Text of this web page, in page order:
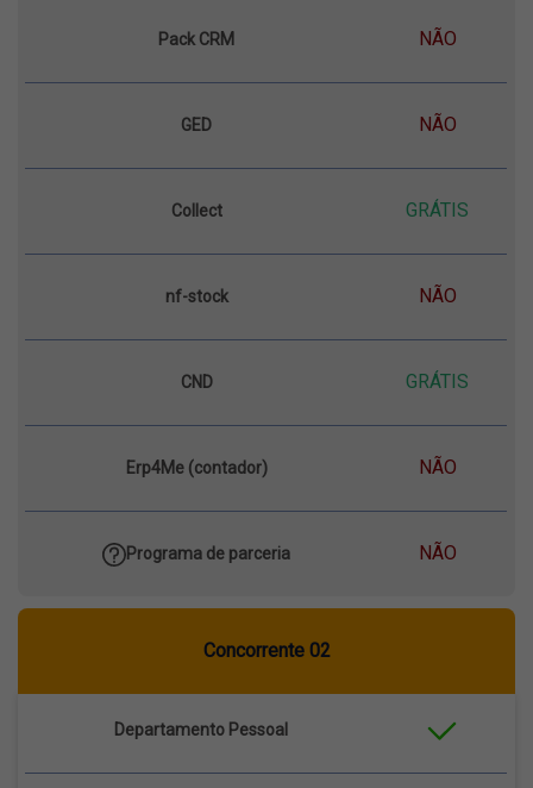
Pack CRM NÃO
GED NÃO
Collect GRÁTIS
nf-stock NÃO
CND GRÁTIS
Erp4Me (contador) NÃO
Programa de parceria NÃO
Concorrente 02
Departamento Pessoal